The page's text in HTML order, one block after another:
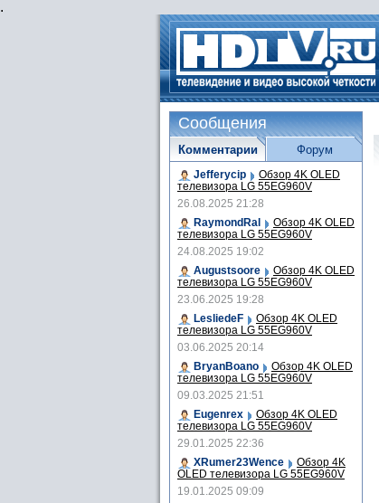
.
Сообщения
Комментарии
Jefferycip Обзор 4K OLED
телевизора LG 55EG960V
26.08.2025 21:28
RaymondRal
Обзор 4K OLED
телевизора LG 55EG960V
24.08.2025 19:02
Augustsoore
Обзор 4K OLED
телевизора LG 55EG960V
23.06.2025 19:28
LesliedeF
Обзор 4K OLED
телевизора LG 55EG960V
03.06.2025 20:14
BryanBoano
Обзор 4K OLED
телевизора LG 55EG960V
09.03.2025 21:51
Eugenrex
Обзор 4K OLED
телевизора LG 55EG960V
29.01.2025 22:36
XRumer23Wence
Обзор 4K
OLED телевизора LG 55EG960V
19.01.2025 09:09
Форум